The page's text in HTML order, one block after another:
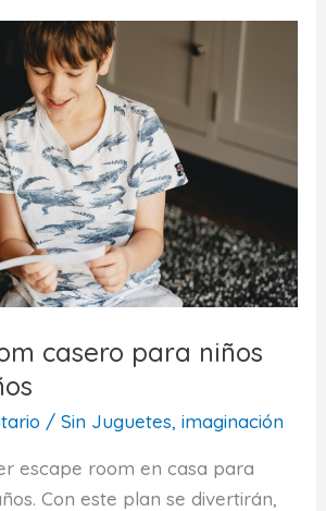
casero para niños
/Sin Juguetes, imaginación
escape room en casa para
Con este plan se divertirán,